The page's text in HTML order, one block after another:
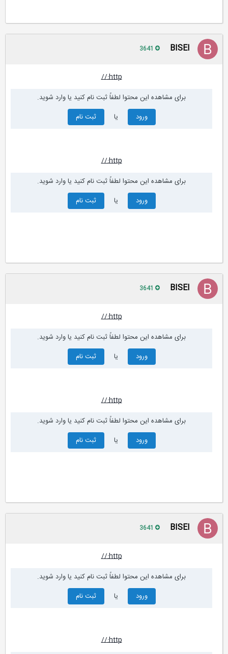
BISEl
http://
برای مشاهده این محتوا لطفاً ثبت نام کنید یا وارد شوید.
ورود
ثبت نام
http://
برای مشاهده این محتوا لطفاً ثبت نام کنید یا وارد شوید.
ورود
ثبت نام
BISEl
http://
برای مشاهده این محتوا لطفاً ثبت نام کنید یا وارد شوید.
ورود
ثبت نام
http://
برای مشاهده این محتوا لطفاً ثبت نام کنید یا وارد شوید.
ورود
ثبت نام
BISEl
http://
برای مشاهده این محتوا لطفاً ثبت نام کنید یا وارد شوید.
ورود
ثبت نام
http://